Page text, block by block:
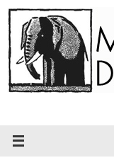
Passer
au
contenu